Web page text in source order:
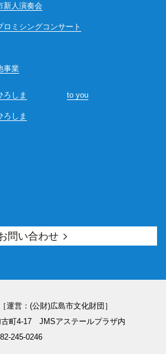
新人演奏会
ロミシングコンサート
事業
ろしま
ろしま
to you
問い合わせ
［運営：(公財)広島市文化財団］
町4-17 JMSアステールプラザ内
245-0246